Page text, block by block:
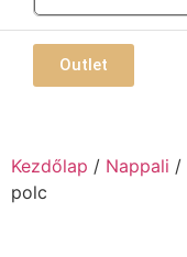
Outlet
Kezdőlap / Nappali /
polc